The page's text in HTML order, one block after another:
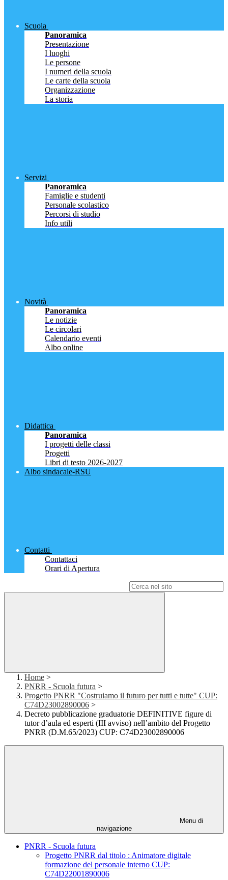
Scuola
Panoramica
Presentazione
I luoghi
Le persone
I numeri della scuola
Le carte della scuola
Organizzazione
La storia
Servizi
Panoramica
Famiglie e studenti
Personale scolastico
Percorsi di studio
Info utili
Novità
Panoramica
Le notizie
Le circolari
Calendario eventi
Albo online
Didattica
Panoramica
I progetti delle classi
Progetti
Libri di testo 2026-2027
Albo sindacale-RSU
Contatti
Contattaci
Orari di Apertura
Home >
PNRR - Scuola futura >
Progetto PNRR "Costruiamo il futuro per tutti e tutte" CUP:
C74D23002890006 >
Decreto pubblicazione graduatorie DEFINITIVE figure di
tutor d’aula ed esperti (III avviso) nell’ambito del Progetto
PNRR (D.M.65/2023) CUP: C74D23002890006
Menu di
navigazione
PNRR - Scuola futura
Progetto PNRR dal titolo : Animatore digitale
formazione del personale interno CUP:
C74D22001890006